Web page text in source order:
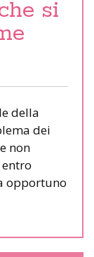
si
della
dei
non
opportuno